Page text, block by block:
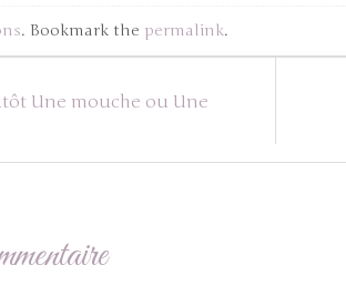
. Bookmark the permalink.
Une mouche ou Une